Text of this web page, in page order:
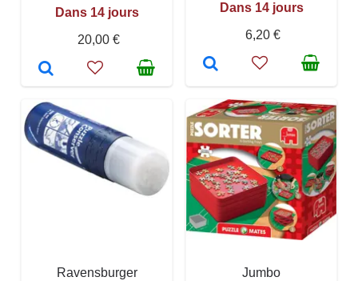
Dans 14 jours
20,00 €
Dans 14 jours
6,20 €
Ravensburger Jumbo